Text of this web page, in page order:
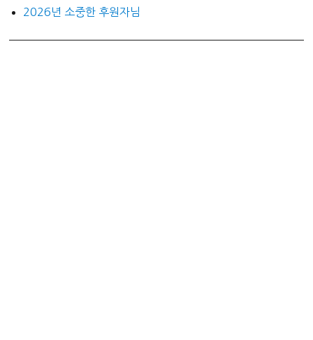
2026년 소중한 후원자님